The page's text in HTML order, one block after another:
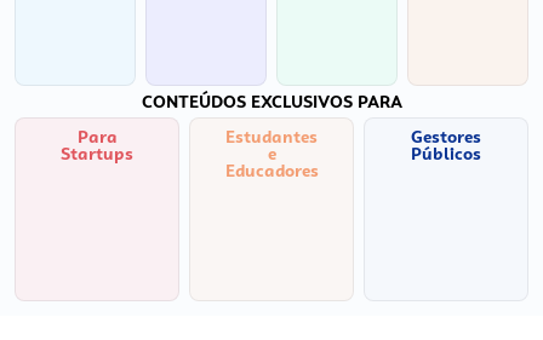
CONTEÚDOS EXCLUSIVOS PARA
Para
Startups
Estudantes
e
Educadores
Gestores
Públicos